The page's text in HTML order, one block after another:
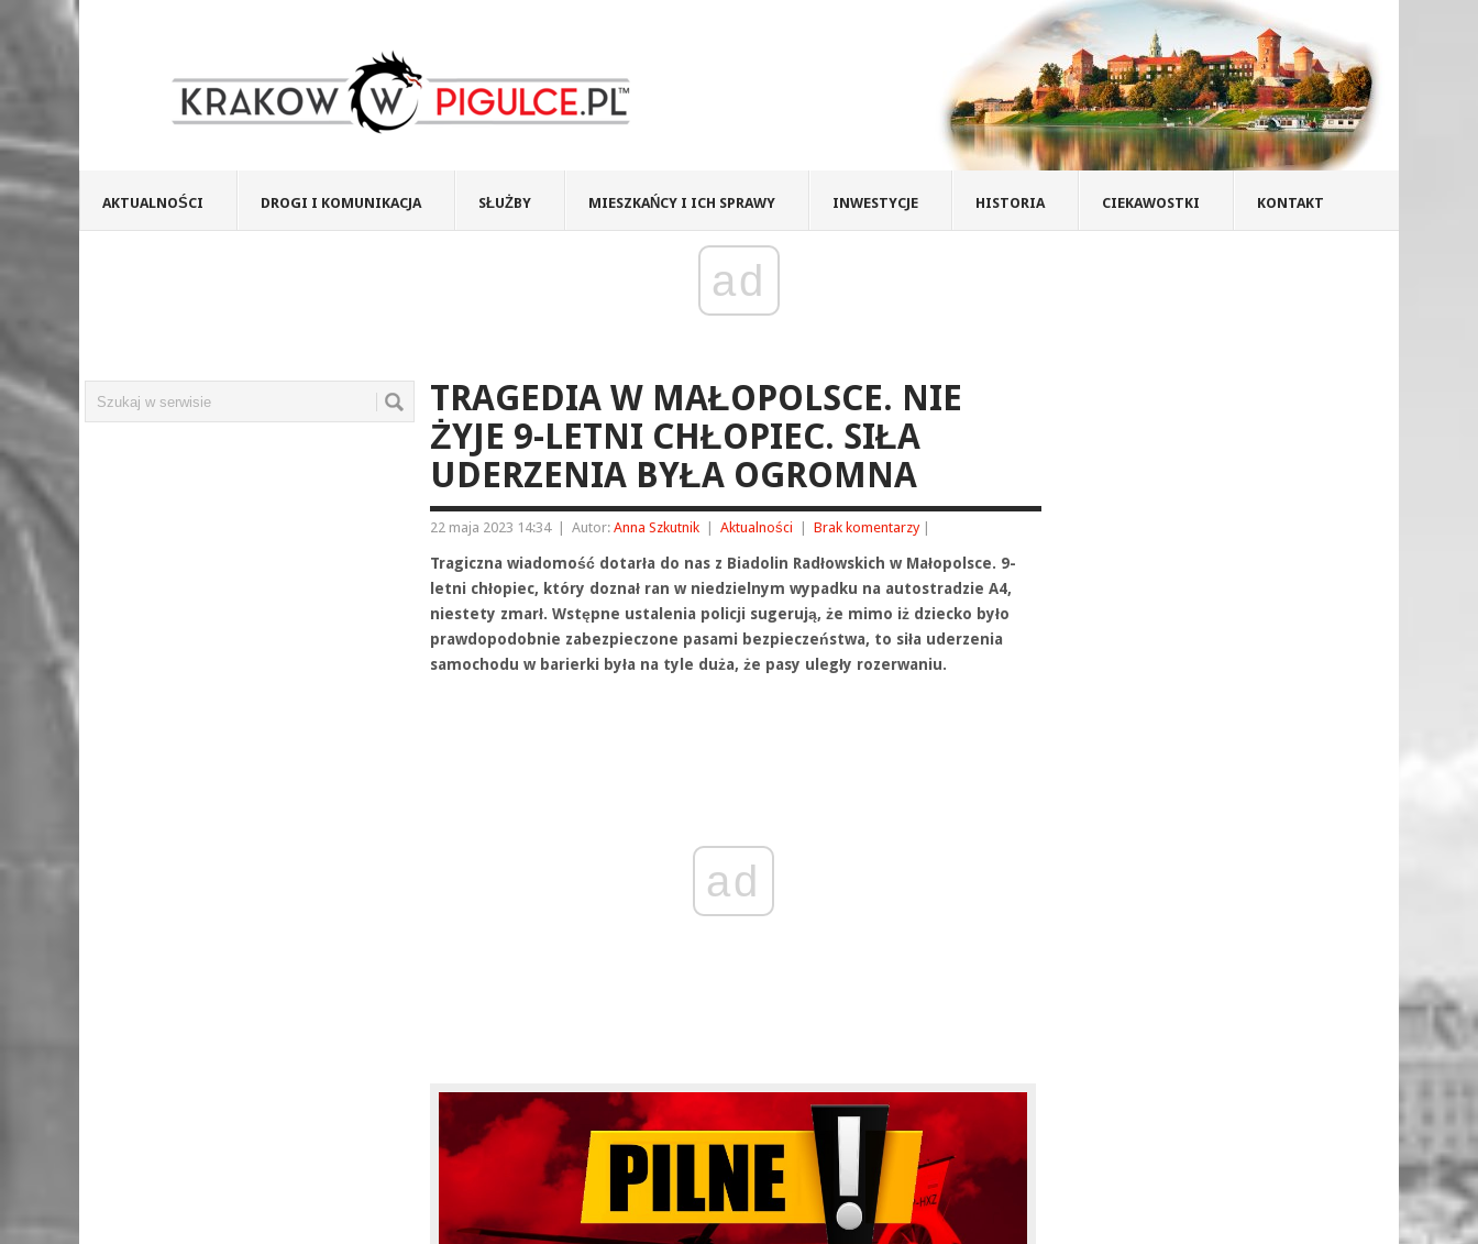
AKTUALNOŚCI DROGI I KOMUNIKACJA SŁUŻBY MIESZKAŃCY I ICH SPRAWY INWESTYCJE HISTORIA CIEKAWOSTKI KONTAKT
ad
TRAGEDIA W MAŁOPOLSCE. NIE
ŻYJE 9-LETNI CHŁOPIEC. SIŁA
UDERZENIA BYŁA OGROMNA
22 maja 2023 14:34 Autor: Anna Szkutnik Aktualności Brak komentarzy
Tragiczna wiadomość dotarła do nas z Biadolin Radłowskich w Małopolsce. 9-
letni chłopiec, który doznał ran w niedzielnym wypadku na autostradzie A4,
niestety zmarł. Wstępne ustalenia policji sugerują, że mimo iż dziecko było
prawdopodobnie zabezpieczone pasami bezpieczeństwa, to siła uderzenia
samochodu w barierki była na tyle duża, że pasy uległy rozerwaniu.
ad